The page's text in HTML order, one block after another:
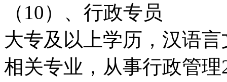
（10）、行政专员
大专及以上学历，汉语
相关专业，从事行政管